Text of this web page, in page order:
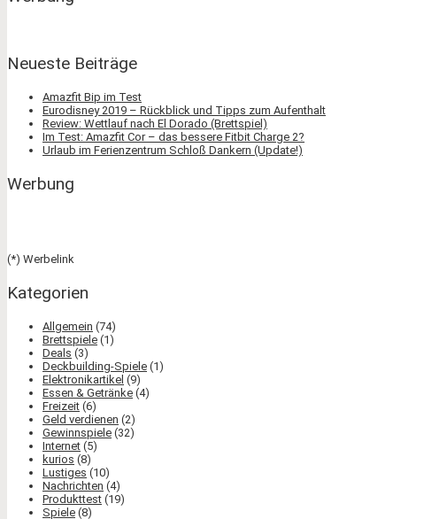
Neueste Beiträge
Amazfit Bip im Test
Eurodisney 2019 – Rückblick und Tipps zum Aufenthalt
Review: Wettlauf nach El Dorado (Brettspiel)
Im Test: Amazfit Cor – das bessere Fitbit Charge 2?
Urlaub im Ferienzentrum Schloß Dankern (Update!)
Werbung
(*) Werbelink
Kategorien
Allgemein (74)
Brettspiele (1)
Deals (3)
Deckbuilding-Spiele (1)
Elektronikartikel (9)
Essen & Getränke (4)
Freizeit (6)
Geld verdienen (2)
Gewinnspiele (32)
Internet (5)
kurios (8)
Lustiges (10)
Nachrichten (4)
Produkttest (19)
Spiele (8)